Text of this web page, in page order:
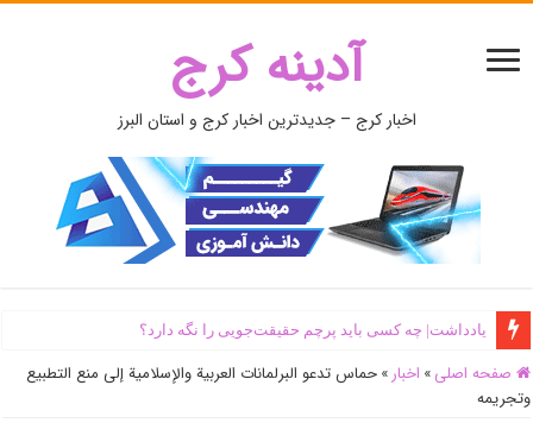
آدینه کرج
اخبار کرج – جدیدترین اخبار کرج و استان البرز
یادداشت| ‌چه کسی باید پرچم حقیقت‌جویی را نگه دارد؟
صفحه اصلی » اخبار » حماس تدعو البرلمانات العربية والإسلامية إلى منع التطبيع
وتجريمه